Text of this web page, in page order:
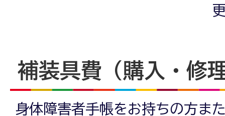
補装具費（購入・修
身体障害者手帳をお持ちの方ま